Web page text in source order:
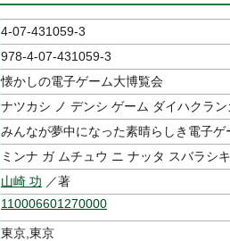
4-07-431059-3
978-4-07-431059-3
懐かしの電子ゲーム大博覧会
ナツカシ ノ デンシ ゲーム ダイハクラン
みんなが夢中になった素晴らしき電子ゲ
ミンナ ガ ムチュウ ニ ナッタ スバラシ
山崎 功 ／著
110006601270000
東京,東京